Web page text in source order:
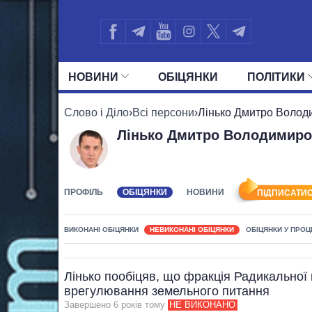
НОВИНИ ОБIЦЯНКИ ПОЛIТИКИ
УСІ ПОЛІТИКИ ПРЕЗИДЕНТ І
Слово і Діло›Всі персони›Лінько Дмитро
Лінько Дмитро
ПРОФІЛЬ ОБІЦЯНКИ НОВИНИ
ВИКОНАНІ ОБІЦЯНКИ НЕВИКОНАНІ ОБІЦЯНКИ ОБІЦЯНКИ У
Лінько пообіцяв, що фракція Радикальної
врегулювання земельного питання
Завершено 6 рокiв тому НЕ ВИКОНАНО